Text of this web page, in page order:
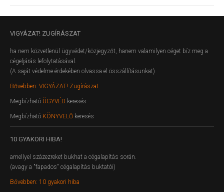
VIGYÁZAT! ZUGÍRÁSZAT
ha nem közvetlenül ügyvédet/közjegyzőt, hanem valamilyen céget bíz meg a
cégeljárás lefolytatásával.
(A saját védelme érdekében olvassa el összállításunkat)
Bővebben: VIGYÁZAT! Zugírászat
Megbízható ÜGYVÉD keresés
Megbízható KÖNYVELŐ keresés
10 GYAKORI HIBA!
amellyel százezreket bukhat a cégalapítás során.
(avagy a "fapados" cégalapítás buktatói)
Bővebben: 10 gyakori hiba